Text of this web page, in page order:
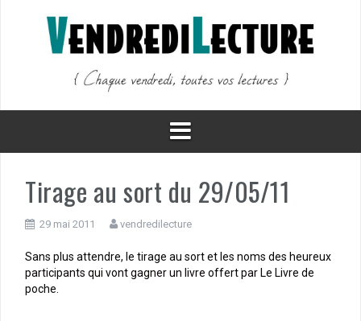
Tirage au sort du 29/05/11
29 mai 2011 vendredilecture
Sans plus attendre, le tirage au sort et les noms des heureux
participants qui vont gagner un livre offert par Le Livre de
poche.